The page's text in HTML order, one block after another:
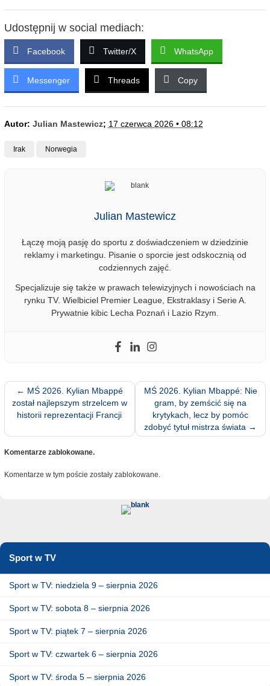
Udostępnij w social mediach:
Facebook Twitter/X WhatsApp
Messenger Threads Copy
Autor: Julian Mastewicz; 17 czerwca 2026 • 08:12
Irak Norwegia
Julian Mastewicz
Łączę moją pasję do sportu z doświadczeniem w dziedzinie
reklamy i marketingu. Pisanie o sporcie jest odskocznią od
codziennych zajęć.
Specjalizuje się także w prawach telewizyjnych i nowościach na
rynku TV. Wielbiciel Premier League, Ekstraklasy i Serie A.
Prywatnie kibic Lecha Poznań i Lazio Rzym.
← MŚ 2026. Kylian Mbappé
został najlepszym strzelcem w
historii reprezentacji Francji
MŚ 2026. Kylian Mbappé: Nie
gram, by zemścić się na
krytykach, lecz by pomóc
zdobyć tytuł mistrza świata →
Komentarze zablokowane.
Komentarze w tym poście zostały zablokowane.
Sport w TV
Sport w TV: niedziela 9 – sierpnia 2026
Sport w TV: sobota 8 – sierpnia 2026
Sport w TV: piątek 7 – sierpnia 2026
Sport w TV: czwartek 6 – sierpnia 2026
Sport w TV: środa 5 – sierpnia 2026